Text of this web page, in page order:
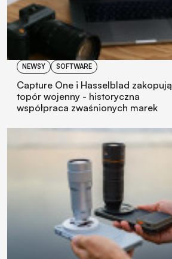
NEWSY SOFTWARE
Capture One i Hasselblad zakopują
topór wojenny - historyczna
współpraca zwaśnionych marek